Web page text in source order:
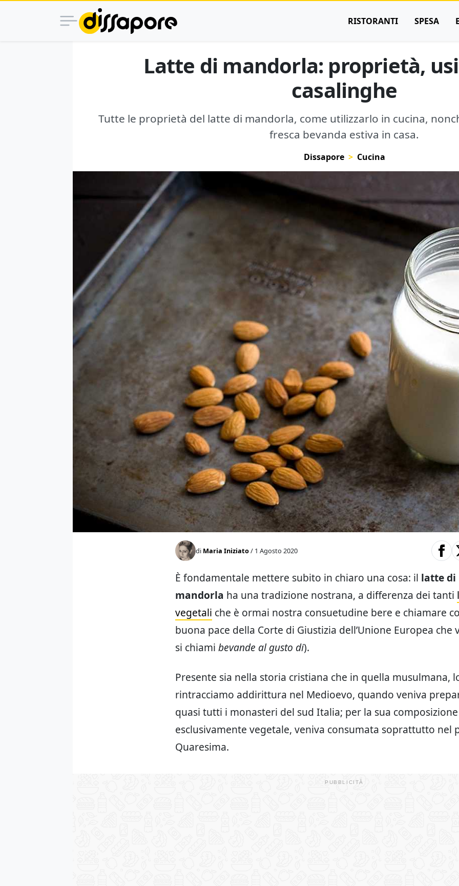
RISTORANTI SPESA
Latte di mandorla: proprietà,
casalinghe
Tutte le proprietà del latte di mandorla, come utilizzarlo in cucina,
fresca bevanda estiva in casa.
Dissapore Cucina
di Maria Iniziato/ 1 Agosto 2020
È fondamentale mettere subito in chiaro una cosa: il latte di
mandorla ha una tradizione nostrana, a differenza dei tanti
vegetali che è ormai nostra consuetudine bere e chiamare
buona pace della Corte di Giustizia dell’Unione Europea che
si chiami bevande al gusto di).
Presente sia nella storia cristiana che in quella musulmana,
rintracciamo addirittura nel Medioevo, quando veniva
quasi tutti i monasteri del sud Italia; per la sua composizione
esclusivamente vegetale, veniva consumata soprattutto nel
Quaresima.